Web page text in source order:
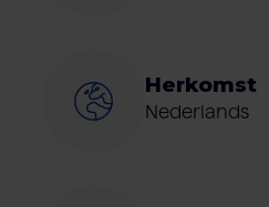
Herkomst
Nederlands